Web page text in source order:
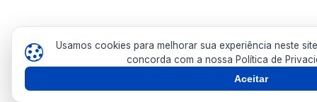
Usamos cookies para melhorar sua experiência neste
concorda com a nossa Política de
Aceitar